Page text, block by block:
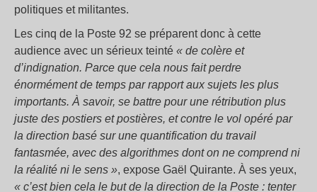
politiques et militantes.
Les cinq de la Poste 92 se préparent donc à cette
audience avec un sérieux teinté « de colère et
d’indignation. Parce que cela nous fait perdre
énormément de temps par rapport aux sujets les plus
importants. À savoir, se battre pour une rétribution plus
juste des postiers et postières, et contre le vol opéré par
la direction basé sur une quantification du travail
fantasmée, avec des algorithmes dont on ne comprend ni
la réalité ni le sens », expose Gaël Quirante. À ses yeux,
« c’est bien cela le but de la direction de la Poste : tenter